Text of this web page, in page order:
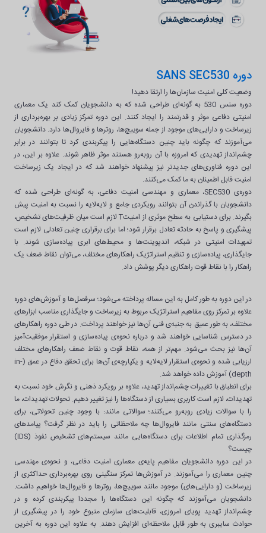
دوره SANS SEC530
وضعیت کلی امنیت سازمان‌ها را ارتقا دهید!
دوره سنس 530 به گونه‌ای طراحی شده که به دانشجویان کمک کند یک معماری
امنیتی دفاعی موثر و قدرتمند را ایجاد کنند. این دوره تمرکز زیادی بر بهره‌برداری از
زیرساخت و دارایی‌های موجود از جمله سوییچ‌ها، روترها و فایروال‌ها دارد. دانشجویان
می‌آموزند که چگونه باید چنین دستگاه‌هایی را پیکربندی کرد تا بتوانند در برابر
چشم‌انداز تهدیدی که امروزه با آن روبه‌رو هستند موثر ظاهر شوند. علاوه بر این، در
این دوره فناوری‌های جدیدتر نیز پیشنهاد خواهند شد که در ایجاد یک زیرساخت
امنیت قابل اطمینان به ما کمک می‌کنند.
دوره‌ی SEC530، معماری و مهندسی امنیت دفاعی، به گونه‌ای طراحی شده که
دانشجویان با گذراندن آن بتوانند رویکردی جامع و لایه‌لایه را نسبت به امنیت پیش
بگیرند. برای دستیابی به سطح موثری از امنیتT لازم است میان ظرفیت‌های تشخیص،
پیشگیری و پاسخ به حادثه تعادل برقرار شود؛ اما برای برقراری چنین تعادلی لازم است
تمهیدات امنیتی در شبکه، اندپوینت‌ها و محیط‌های ابری پیاده‌سازی شوند. با
جایگذاری، پیاده‌سازی و تنظیم استراتژیک راهکارهای مختلف، می‌توان نقاط ضعف یک
راهکار را با نقاط قوت راهکاری دیگر پوشش داد.
در این دوره به طور کامل به این مساله پرداخته می‌شود؛ سرفصل‌ها و آموزش‌های دوره
علاوه بر تمرکز روی مفاهیم استراتژیک مربوط به زیرساخت و جایگذاری مناسب ابزارهای
مختلف، به طور عمیق به جنبه‌ی فنی آن‌ها نیز خواهند پرداخت. در طی دوره راهکارهای
در دسترس شناسایی خواهند شد و درباره نحوه‌ی پیاده‌سازی و استقرار موفقیت‌آمیز
آن‌ها نیز بحث می‌شود. مهم‌تر از همه، نقاط قوت و نقاط ضعف راهکارهای مختلف
ارزیابی شده و نحوه‌ی استقرار لایه‌لایه و یکپارچه‌ی آن‌ها برای تحقق دفاع در عمق (in-
depth) آموزش داده خواهد شد.
برای انطباق با تغییرات چشم‌انداز تهدید، علاوه بر رویکرد ذهنی و نگرش خود نسبت به
تهدیدات، لازم است کاربری بسیاری از دستگاه‌ها را نیز تغییر دهیم. تحولات تهدیدات، ما
را با سوالات زیادی روبه‌رو می‌کنند؛ سوالاتی مانند: با وجود چنین تحولاتی، برای
دستگاه‌های سنتی مانند فایروال‌ها چه ملاحظاتی را باید در نظر گرفت؟ پیامدهای
رمزگذاری تمام اطلاعات برای دستگاه‌هایی مانند سیستم‌های تشخیص نفوذ (IDS)
چیست؟
در این دوره دانشجویان مفاهیم پایه‌ی معماری امنیت دفاعی، و نحوه‌ی مهندسی
چنین معماری را می‌آموزند. در آموزش‌ها تمرکز سنگینی روی بهره‌برداری حداکثری از
زیرساخت (و دارایی‌های) موجود مانند سوییچ‌ها، روترها و فایروال‌ها خواهیم داشت.
دانشجویان می‌آموزند که چگونه این دستگاه‌ها را مجددا پیکربندی کرده و در
چشم‌انداز تهدید پویای امروزی، قابلیت‌های سازمان متبوع خود را در پیشگیری از
حوادث سایبری به طور قابل ملاحظه‌ای افزایش دهند. به علاوه این دوره به آخرین